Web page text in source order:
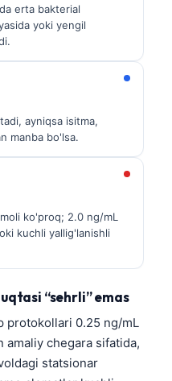
erta bakterial
yoki yengil
ayniqsa isitma,
manba bo'lsa.
ko'proq; 2.0 ng/mL
kuchli yallig'lanishli
“sehrli” emas
protokollari 0.25 ng/mL
amaliy chegara sifatida,
statsionar